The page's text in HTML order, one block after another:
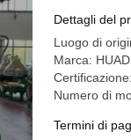
bevanda
Dettagli del
Luogo di
Marca:
Numero di
Termini di